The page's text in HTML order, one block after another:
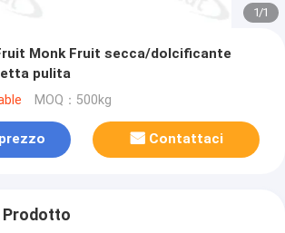
1/1
Monk Fruit secca/dolcificante
pulita
MOQ：500kg
Contattaci
Prodotto